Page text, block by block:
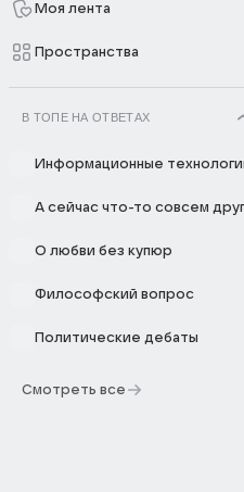
Моя лента
Пространства
В ТОПЕ НА ОТВЕТАХ
Информационные
А сейчас что-то совсем
О любви без купюр
Философский вопрос
Политические дебаты
Смотреть все